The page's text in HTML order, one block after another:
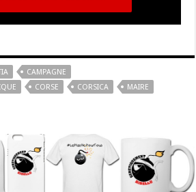
CAMPAGNE
CORSE CORSICA
MAIRE